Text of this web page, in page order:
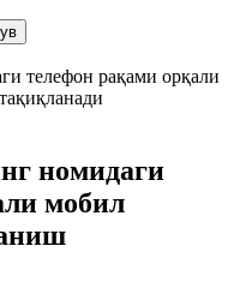
номидаги
мобил